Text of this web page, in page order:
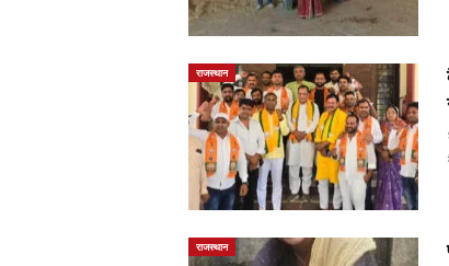
राजस्थान
राजस्थान